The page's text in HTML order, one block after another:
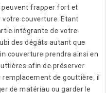
peuvent frapper fort et
couverture. Etant
intégrante de votre
des dégâts autant que
couverture prendra ainsi en
afin de préserver
remplacement de gouttière, il
de matériau ou garder le